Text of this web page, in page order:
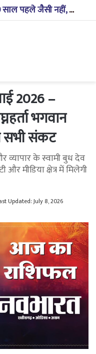
लंबित मुकदमों की स्थिति 10-20 साल पहले जैसी नहीं, प्रौद्योगिकी से मिले बहुत अच्छे परिणाम: सीजेआई
2026 –
भगवान
सभी संकट
व्यापार के स्वामी बुध देव
मीडिया क्षेत्र में मिलेगी
Updated: July 8, 2026